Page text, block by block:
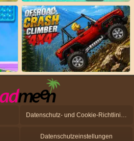
Datenschutz- und Cookie-Richtlinien
Datenschutzeinstellungen